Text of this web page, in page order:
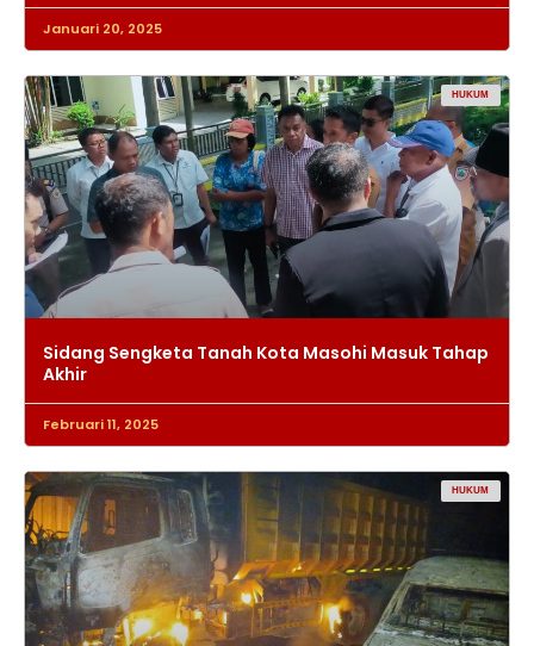
Januari 20, 2025
HUKUM
Sidang Sengketa Tanah Kota Masohi Masuk Tahap
Akhir
Februari 11, 2025
HUKUM